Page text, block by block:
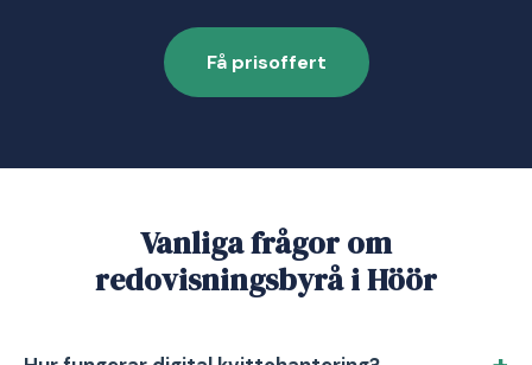
Få prisoffert
Vanliga frågor om
redovisningsbyrå i Höör